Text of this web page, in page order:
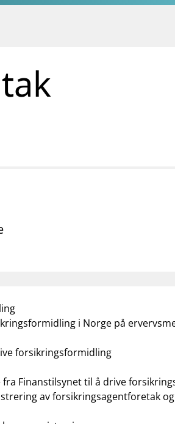
i Norge på
forsikringsformidling
Finanstilsynet til å drive
av forsikringsagentforetak